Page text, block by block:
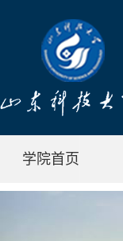
学院首页